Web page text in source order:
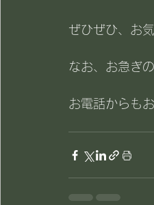
ぜひぜひ、お
なお、お急ぎ
お電話からも